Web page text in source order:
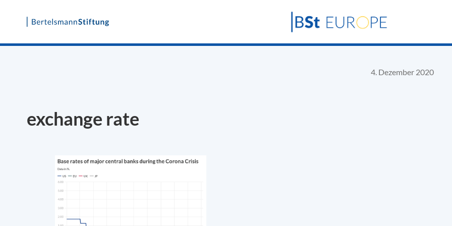
Skip
4. Dezember 2020
exchange rate